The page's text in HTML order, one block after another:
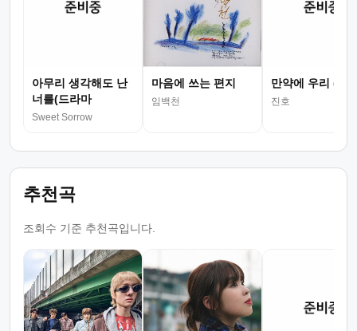
아무리 생각해도 난
너를(드라마
Sweet Sorrow
마음에 쓰는 편지
임백천
만약에 우리 (드
진호
추천곡
조회수 기준 추천곡입니다.